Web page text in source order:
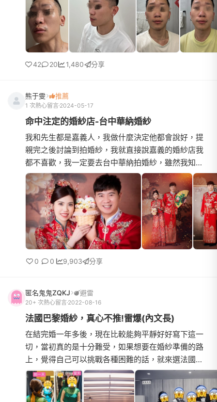
42 20 1,480 分享
熊于雯 推薦
1 次熱心留言 2024-05-17
命中注定的婚紗店-台中華納婚紗
我和先生都是嘉義人，我做什麼決定他都會說好，提
親完之後討論到拍婚紗，我就直接說嘉義的婚紗店我
都不喜歡，我一定要去台中華納拍婚紗，雖然我知道
挑外縣市的婚紗店到結婚宴客結束前一定會一直來回
奔波台中，累到我...
0 0 9,903 分享
匿名鬼鬼ZQKJ 避雷
20+ 次熱心留言 2022-08-16
法國巴黎婚紗，真心不推!雷爆(內文長)
在結完婚一年多後，現在比較能夠平靜好好寫下這一
切，當初真的是十分難受，如果想要在婚紗準備的路
上，覺得自己可以挑戰各種困難的話，就來選法國巴
黎吧!因為我真的碰到太多光怪陸離的事情，前一兩次
狀況還在想是不...